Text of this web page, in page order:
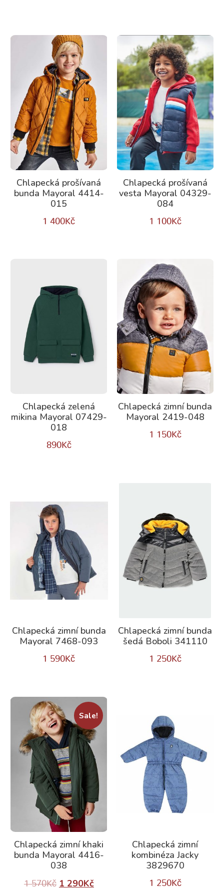
Chlapecká prošívaná
bunda Mayoral 4414-
015
1 400Kč
Chlapecká prošívaná
vesta Mayoral 04329-
084
1 100Kč
Chlapecká zelená
mikina Mayoral 07429-
018
890Kč
Chlapecká zimní bunda
Mayoral 2419-048
1 150Kč
Chlapecká zimní bunda
Mayoral 7468-093
1 590Kč
Chlapecká zimní bunda
šedá Boboli 341110
1 250Kč
Sale!
Chlapecká zimní khaki
bunda Mayoral 4416-
038
1 570Kč 1 290Kč
Chlapecká zimní
kombinéza Jacky
3829670
1 250Kč